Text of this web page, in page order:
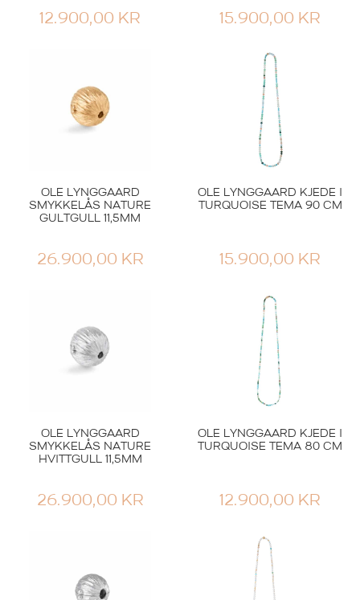
12.900,00 KR 15.900,00 KR
OLE LYNGGAARD
SMYKKELÅS NATURE
GULTGULL 11,5MM
26.900,00 KR
OLE LYNGGAARD KJEDE I
TURQUOISE TEMA 90 CM
15.900,00 KR
OLE LYNGGAARD
SMYKKELÅS NATURE
HVITTGULL 11,5MM
26.900,00 KR
OLE LYNGGAARD KJEDE I
TURQUOISE TEMA 80 CM
12.900,00 KR